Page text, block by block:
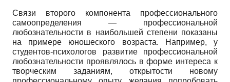
Связи второго компонента профессионального
самоопределения — профессиональной
любознательности в наибольшей степени показаны
на примере юношеского возраста. Например, у
студентов-психологов развитие профессиональной
любознательности проявлялось в форме интереса к
творческим заданиям, открытости новому